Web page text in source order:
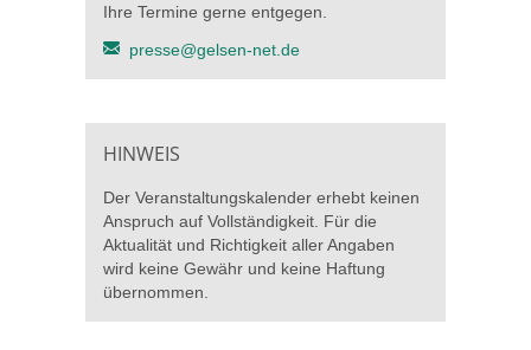
Ihre Termine gerne entgegen.
presse@gelsen-net.de
HINWEIS
Der Veranstaltungskalender erhebt keinen
Anspruch auf Vollständigkeit. Für die
Aktualität und Richtigkeit aller Angaben
wird keine Gewähr und keine Haftung
übernommen.